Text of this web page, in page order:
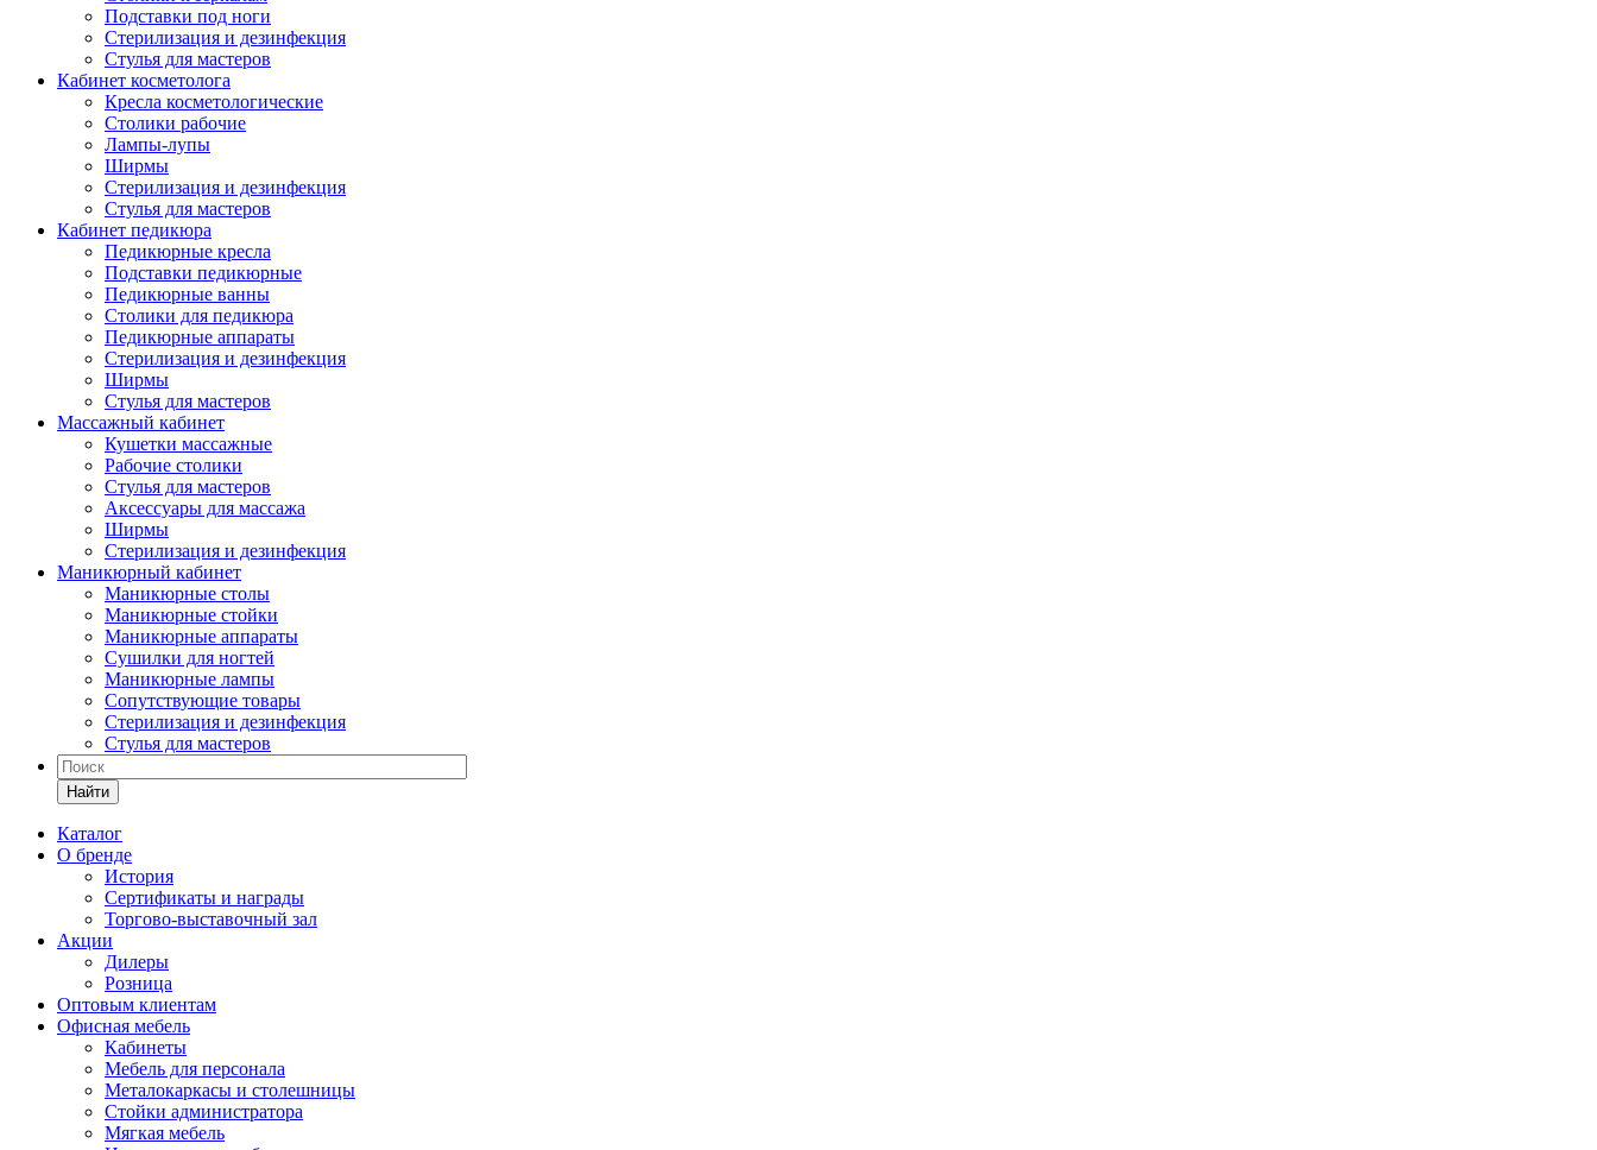
Подставки под ноги
Стерилизация и дезинфекция
Стулья для мастеров
Кабинет косметолога
Кресла косметологические
Столики рабочие
Лампы-лупы
Ширмы
Стерилизация и дезинфекция
Стулья для мастеров
Кабинет педикюра
Педикюрные кресла
Подставки педикюрные
Педикюрные ванны
Столики для педикюра
Педикюрные аппараты
Стерилизация и дезинфекция
Ширмы
Стулья для мастеров
Массажный кабинет
Кушетки массажные
Рабочие столики
Стулья для мастеров
Аксессуары для массажа
Ширмы
Стерилизация и дезинфекция
Маникюрный кабинет
Маникюрные столы
Маникюрные стойки
Маникюрные аппараты
Сушилки для ногтей
Маникюрные лампы
Сопутствующие товары
Стерилизация и дезинфекция
Стулья для мастеров
Найти
Каталог
О бренде
История
Сертификаты и награды
Торгово-выставочный зал
Акции
Дилеры
Розница
Оптовым клиентам
Офисная мебель
Кабинеты
Мебель для персонала
Металокаркасы и столешницы
Стойки администратора
Мягкая мебель